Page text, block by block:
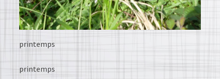
printemps
printemps